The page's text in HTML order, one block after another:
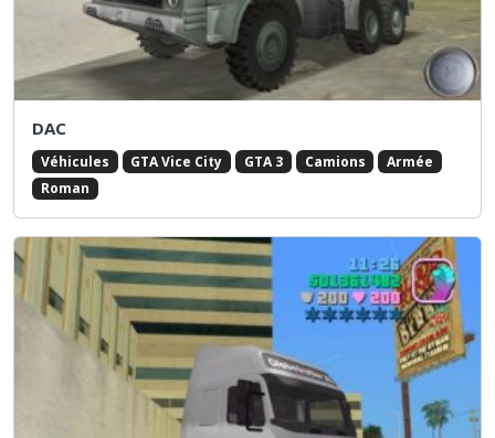
DAC
Véhicules GTA Vice City GTA 3 Camions
Armée
Roman